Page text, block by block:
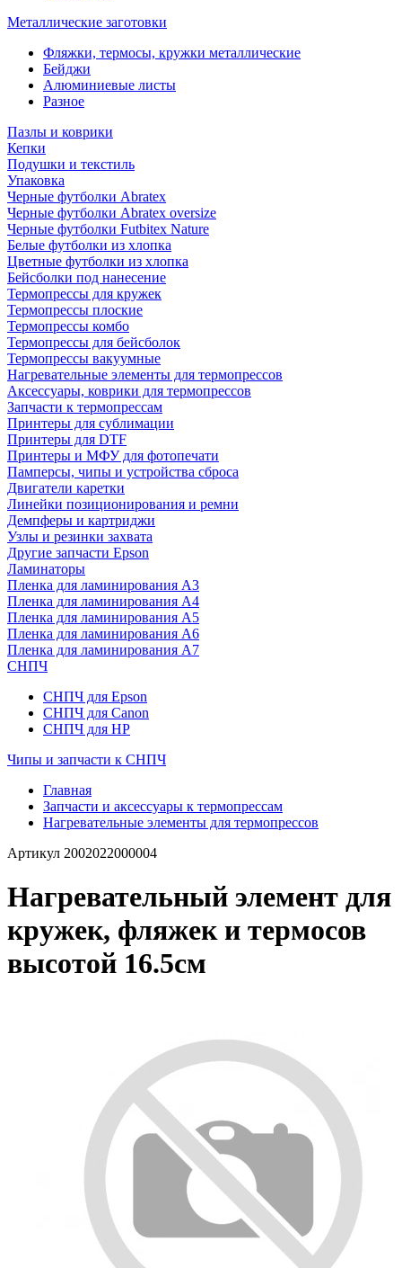
Металлические заготовки
Фляжки, термосы, кружки металлические
Бейджи
Алюминиевые листы
Разное
Пазлы и коврики
Кепки
Подушки и текстиль
Упаковка
Черные футболки Abratex
Черные футболки Abratex oversize
Черные футболки Futbitex Nature
Белые футболки из хлопка
Цветные футболки из хлопка
Бейсболки под нанесение
Термопрессы для кружек
Термопрессы плоские
Термопрессы комбо
Термопрессы для бейсболок
Термопрессы вакуумные
Нагревательные элементы для термопрессов
Аксессуары, коврики для термопрессов
Запчасти к термопрессам
Принтеры для сублимации
Принтеры для DTF
Принтеры и МФУ для фотопечати
Памперсы, чипы и устройства сброса
Двигатели каретки
Линейки позиционирования и ремни
Демпферы и картриджи
Узлы и резинки захвата
Другие запчасти Epson
Ламинаторы
Пленка для ламинирования А3
Пленка для ламинирования А4
Пленка для ламинирования А5
Пленка для ламинирования А6
Пленка для ламинирования А7
СНПЧ
СНПЧ для Epson
СНПЧ для Canon
СНПЧ для HP
Чипы и запчасти к СНПЧ
Главная
Запчасти и аксессуары к термопрессам
Нагревательные элементы для термопрессов
Артикул 2002022000004
Нагревательный элемент для
кружек, фляжек и термосов
высотой 16.5см